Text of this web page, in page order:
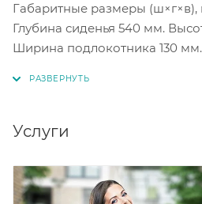
Габаритные размеры (ш×г×в),
Глубина сиденья 540 мм.
Ширина подлокотника 130
натуральное дерево.
Без механизма
Услуги